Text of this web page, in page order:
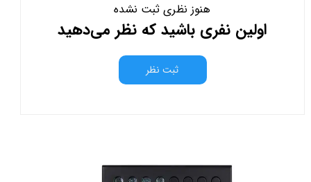
هنوز نظری ثبت نشده
اولین نفری باشید که نظر می‌دهید
ثبت نظر